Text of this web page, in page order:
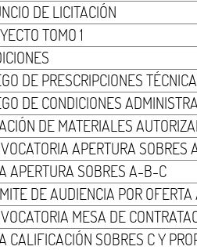
DE LICITACIÓN
TOMO 1
DE PRESCRIPCIONES
DE CONDICIONES
DE MATERIALES
APERTURA
APERTURA SOBRES A-B-C
DE AUDIENCIA POR
MESA DE
CALIFICACIÓN SOBRES C Y